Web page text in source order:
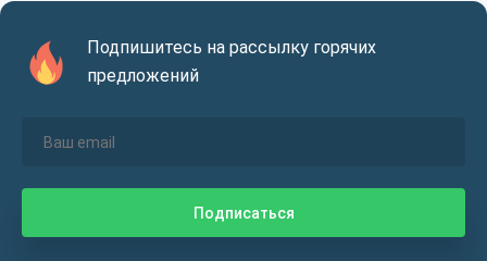
Подпишитесь на рассылку горячих
предложений